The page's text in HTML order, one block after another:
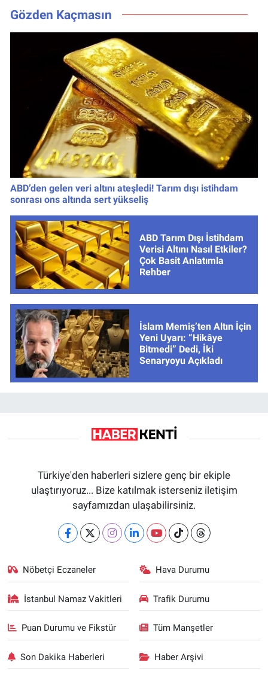
Gözden Kaçmasın
ABD’den gelen veri altını ateşledi! Tarım dışı istihdam
sonrası ons altında sert yükseliş
ABD Tarım Dışı İstihdam
Verisi Altını Nasıl Etkiler?
Çok Basit Anlatımla
Rehber
İslam Memiş’ten Altın İçin
Yeni Uyarı: “Hikâye
Bitmedi” Dedi, İki
Senaryoyu Açıkladı
Türkiye'den haberleri sizlere genç bir ekiple
ulaştırıyoruz... Bize katılmak isterseniz iletişim
sayfamızdan ulaşabilirsiniz.
Nöbetçi Eczaneler Hava Durumu
İstanbul Namaz Vakitleri Trafik Durumu
Puan Durumu ve Fikstür Tüm Manşetler
Son Dakika Haberleri Haber Arşivi